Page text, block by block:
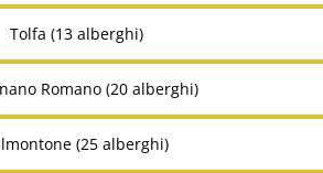
Tolfa (13 alberghi)
Romano (20 alberghi)
(25 alberghi)